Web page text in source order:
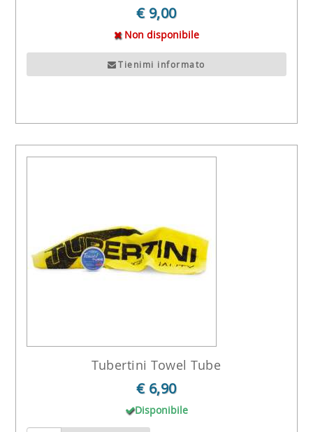
€ 9,00
Non disponibile
Tienimi informato
Tubertini Towel Tube
€ 6,90
Disponibile